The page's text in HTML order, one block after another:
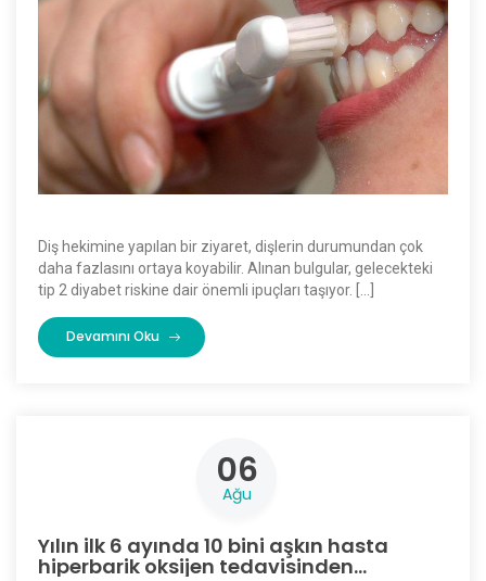
Diş hekimine yapılan bir ziyaret, dişlerin durumundan çok
daha fazlasını ortaya koyabilir. Alınan bulgular, gelecekteki
tip 2 diyabet riskine dair önemli ipuçları taşıyor. […]
Devamını Oku
06
Ağu
Yılın ilk 6 ayında 10 bini aşkın hasta
hiperbarik oksijen tedavisinden